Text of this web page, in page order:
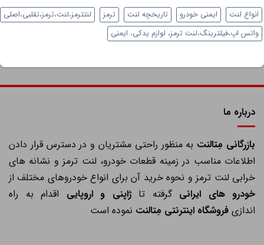
لنت ایمنی خودرو تاریخچه لنت ترمز
لنتترمز،لنت،ترمز،تقلبی،اصلی
اپ،فیلترینگ،لنت ترمز، لوازم یدکی، ایمنی
درباره ما
بازرگانی مِتالنتبه منظور راحتی مشتریان و در دسترس قرار دادن
اطلاعات مناسب در زمینه قطعات خودرو، لنت ترمز و نشانه های
خرابی لنت ترمز و نحوه خرید آن برای انواع خودروهای مختلف از
خودرو های ایرانیگرفته تاژاپنی و اروپاییاقدام به راه
اندازیفروشگاه اینترنتی مِتالنتنموده است